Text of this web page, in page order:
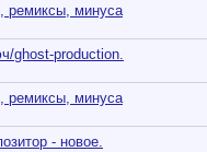
ремиксы, минуса
ghost-production.
ремиксы, минуса
- новое.